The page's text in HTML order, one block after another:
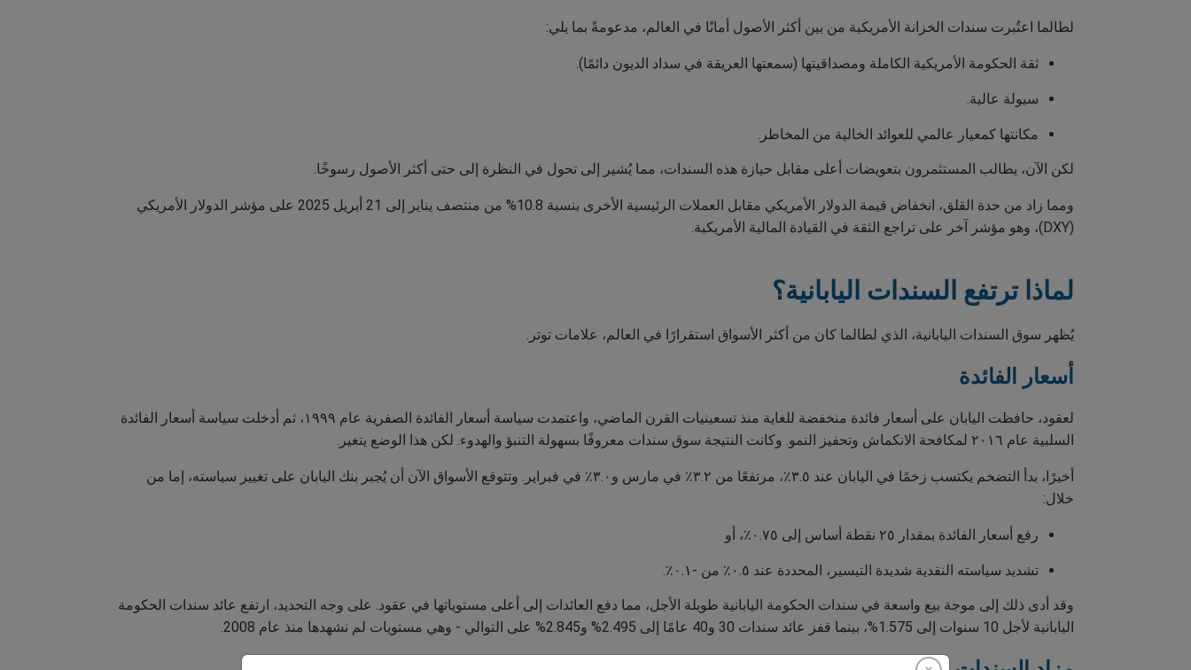
لطالما اعتُبرت سندات الخزانة الأمريكية من بين أكثر الأصول أمانًا في العالم، مدعومةً بما يلي:
ثقة الحكومة الأمريكية الكاملة ومصداقيتها (سمعتها العريقة في سداد الديون دائمًا).
سيولة عالية.
مكانتها كمعيار عالمي للعوائد الخالية من المخاطر.
لكن الآن، يطالب المستثمرون بتعويضات أعلى مقابل حيازة هذه السندات، مما يُشير إلى تحول في النظرة إلى حتى أكثر الأصول رسوخًا.
ومما زاد من حدة القلق، انخفاض قيمة الدولار الأمريكي مقابل العملات الرئيسية الأخرى بنسبة 10.8% من منتصف يناير إلى 21 أبريل 2025 على مؤشر الدولار الأمريكي
(DXY)، وهو مؤشر آخر على تراجع الثقة في القيادة المالية الأمريكية.
لماذا ترتفع السندات اليابانية؟
يُظهر سوق السندات اليابانية، الذي لطالما كان من أكثر الأسواق استقرارًا في العالم، علامات توتر.
أسعار الفائدة
لعقود، حافظت اليابان على أسعار فائدة منخفضة للغاية منذ تسعينيات القرن الماضي، واعتمدت سياسة أسعار الفائدة الصفرية عام ١٩٩٩، ثم أدخلت سياسة أسعار الفائدة
السلبية عام ٢٠١٦ لمكافحة الانكماش وتحفيز النمو. وكانت النتيجة سوق سندات معروفًا بسهولة التنبؤ والهدوء. لكن هذا الوضع يتغير.
أخيرًا، بدأ التضخم يكتسب زخمًا في اليابان عند ٣.٥٪، مرتفعًا من ٣.٢٪ في مارس و٣.٠٪ في فبراير. وتتوقع الأسواق الآن أن يُجبر بنك اليابان على تغيير سياسته، إما من
خلال:
رفع أسعار الفائدة بمقدار ٢٥ نقطة أساس إلى ٠.٧٥٪، أو
تشديد سياسته النقدية شديدة التيسير، المحددة عند ٠.٥٪ من -٠.١٪.
وقد أدى ذلك إلى موجة بيع واسعة في سندات الحكومة اليابانية طويلة الأجل، مما دفع العائدات إلى أعلى مستوياتها في عقود. على وجه التحديد، ارتفع عائد سندات الحكومة
اليابانية لأجل 10 سنوات إلى 1.575%، بينما قفز عائد سندات 30 و40 عامًا إلى 2.495% و2.845% على التوالي - وهي مستويات لم نشهدها منذ عام 2008.